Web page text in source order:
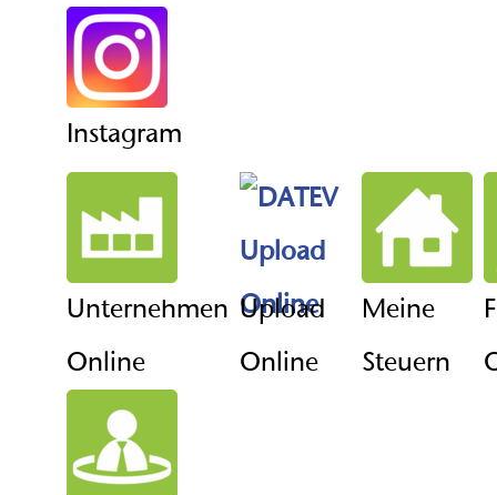
Instagram
Unternehmen
Online
Upload
Online
Meine
Steuern